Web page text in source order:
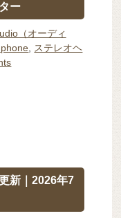
ー
（オーディ
ステレオヘ
新｜2026年7